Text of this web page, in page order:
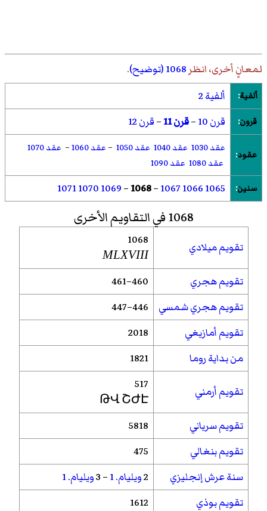
لمعانٍ أخرى، انظر 1068 (توضيح) .
ألفية: ألفية 2
قرون: قرن 10 –قرن 11 –قرن 12
عقود:
عقد 1030 عقد 1040 عقد 1050 – عقد 1060 – عقد 1070
عقد 1080
عقد 1090
سنين:
1065
1066
1067
–
1068
–
1069
1070
1071
1068 في التقاويم الأخرى
تقويم ميلادي 1068
MLXVIII
تقويم هجري
460–461
تقويم هجري شمسي
446–447
تقويم أمازيغي
2018
من بداية روما
1821
تقويم أرمني
517
ԹՎ ՇԺԷ
تقويم سرياني
5818
تقويم بنغالي
475
سنة عرش إنجليزي
2ويليام. 1 – 3
ويليام. 1
تقويم بوذي
1612